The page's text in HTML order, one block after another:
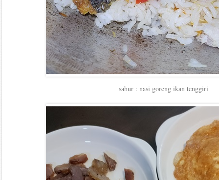
sahur : nasi goreng ikan tenggiri